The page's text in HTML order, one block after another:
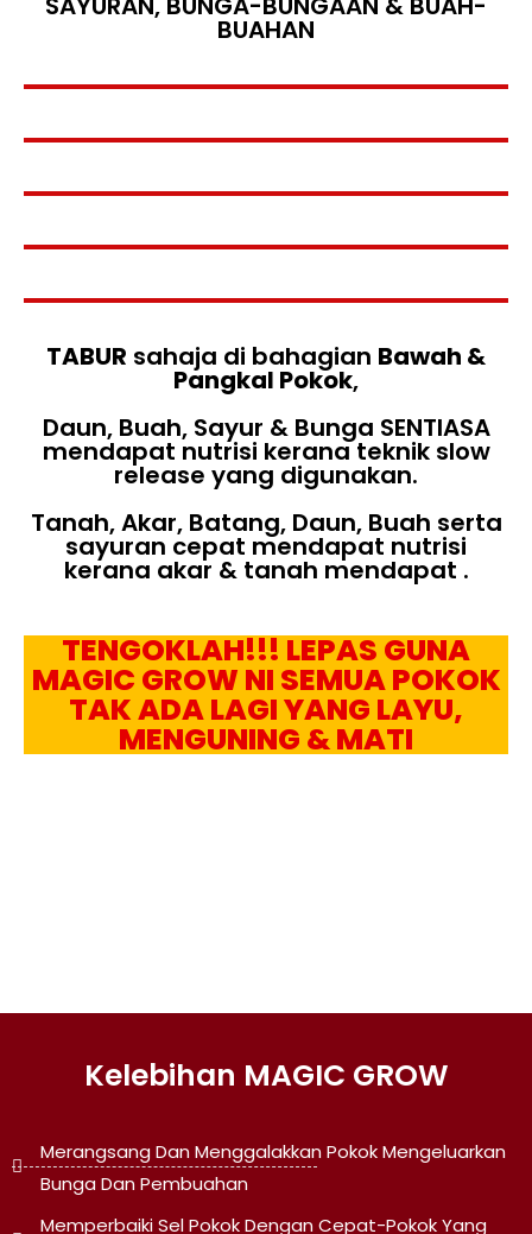
BUAHAN
TABUR sahaja di bahagian Bawah &
Pangkal Pokok,
Daun, Buah, Sayur & Bunga SENTIASA
mendapat nutrisi kerana teknik slow
release yang digunakan.
Tanah, Akar, Batang, Daun, Buah serta
sayuran cepat mendapat nutrisi
kerana akar & tanah mendapat .
TENGOKLAH!!! LEPAS GUNA
MAGIC GROW NI SEMUA POKOK
TAK ADA LAGI YANG LAYU,
MENGUNING & MATI
Kelebihan MAGIC GROW
Merangsang Dan Menggalakkan Pokok Mengeluarkan
Bunga Dan Pembuahan
Memperbaiki Sel Pokok Dengan Cepat-Pokok Yang